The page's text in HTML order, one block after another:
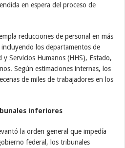
en espera del proceso de
reducciones de personal en más
los departamentos de
Servicios Humanos (HHS), Estado,
Según estimaciones internas, los
de miles de trabajadores en los
inferiores
la orden general que impedía
federal, los tribunales